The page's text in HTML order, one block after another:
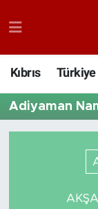
Kıbrıs Türkiye
Adiyaman